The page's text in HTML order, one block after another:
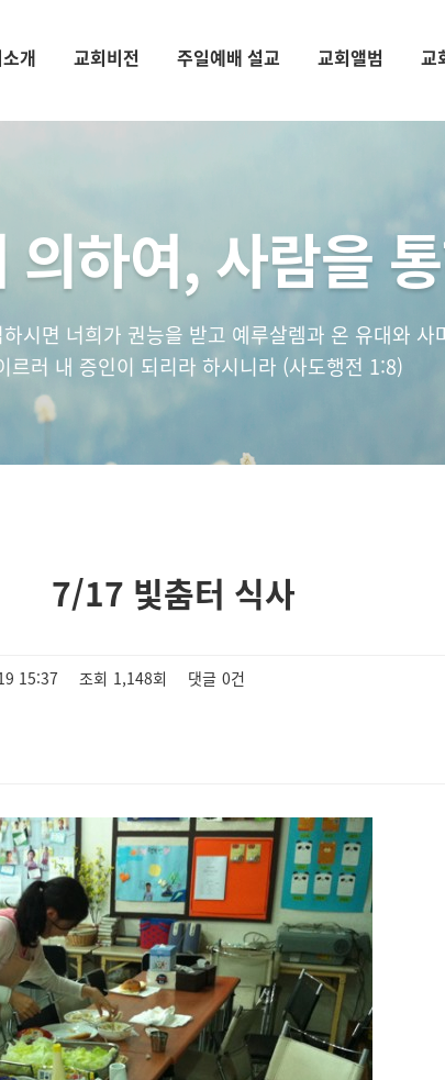
개 교회비전 주일예배 설교 교회앨범 교
의하여, 사람을
시면 너희가 권능을 받고 예루살렘과 온 유대와 사
르러 내 증인이 되리라 하시니라 (사도행전 1:8)
7/17 빛춤터 식사
15:37 조회 1,148회 댓글 0건